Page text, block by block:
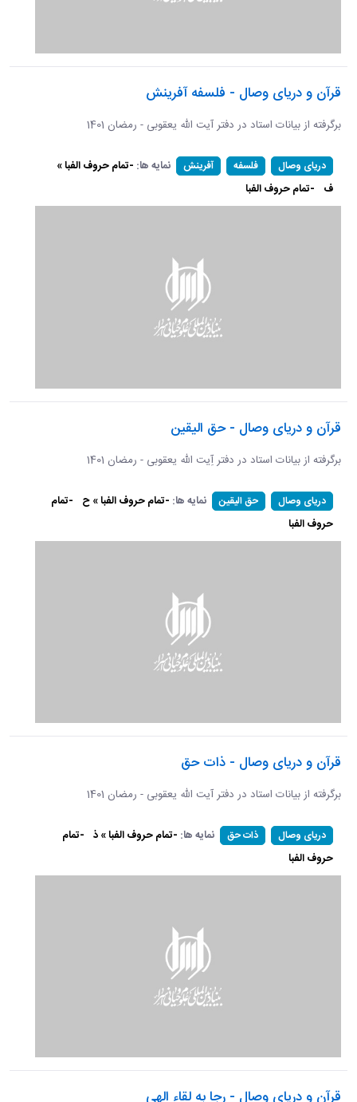
قرآن و دریای وصال - فلسفه آفرینش
برگرفته از بیانات استاد در دفتر آیت الله یعقوبی - رمضان 1401
دریای وصال فلسفه آفرینش نمایه ها: -تمام حروف الفبا »
ف -تمام حروف الفبا
قرآن و دریای وصال - حق الیقین
برگرفته از بیانات استاد در دفتر آِیت الله یعقوبی - رمضان 1401
دریای وصال حق الیقین نمایه ها: -تمام حروف الفبا » ح -تمام
حروف الفبا
قرآن و دریای وصال - ذات حق
برگرفته از بیانات استاد در دفتر آیت الله یعقوبی - رمضان 1401
دریای وصال ذات حق نمایه ها: -تمام حروف الفبا » ذ -تمام
حروف الفبا
قرآن و دریای وصال - رجا به لقاء الهی